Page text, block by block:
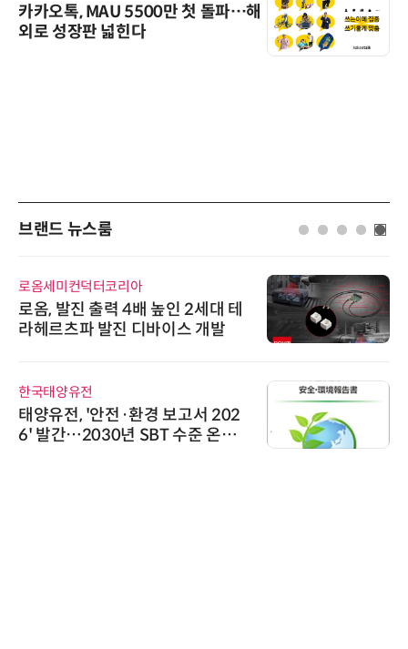
카카오톡, MAU 5500만 첫 돌파…해
외로 성장판 넓힌다
브랜드 뉴스룸
로옴세미컨덕터코리아
로옴, 발진 출력 4배 높인 2세대 테
라헤르츠파 발진 디바이스 개발
한국태양유전
태양유전, '안전·환경 보고서 202
6' 발간…2030년 SBT 수준 온실